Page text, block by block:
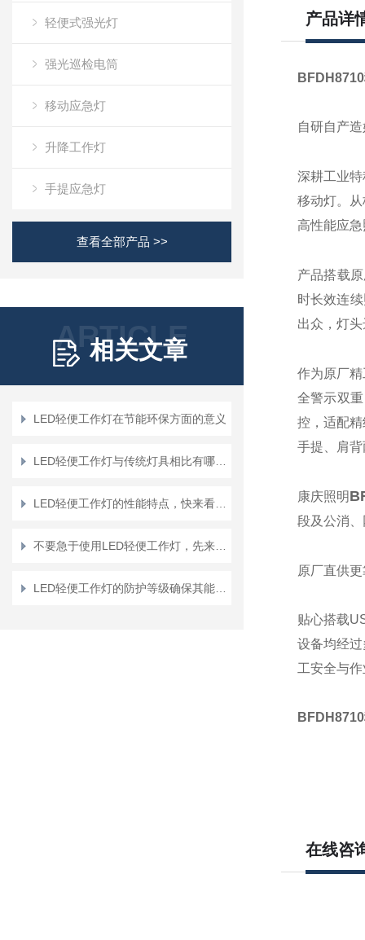
轻便式强光灯
强光巡检电筒
移动应急灯
升降工作灯
手提应急灯
查看全部产品 >>
ARTICLE
相关文章
LED轻便工作灯在节能环保方面的意义
产品详
自研自产
深耕工业
移动灯。
高性能应
产品搭载
时长效连
出众，灯
作为原厂
全警示双
控，适配
手提、肩
康庆照明
段及公消
原厂直供
贴心搭载
设备均经
工安全与
在线咨